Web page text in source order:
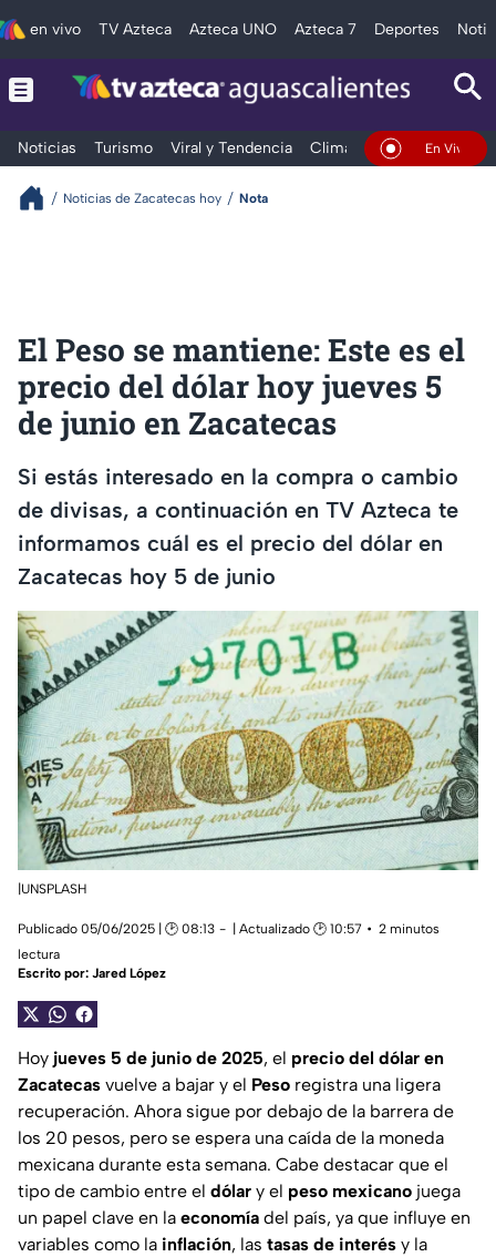
en vivo TV Azteca Azteca UNO Azteca 7 Deportes
Noticias Turismo Viral y Tendencia Clima DeportesEn Vivo
Noticias de Zacatecas hoy Nota
El Peso se mantiene: Este es el
precio del dólar hoy jueves 5
de junio en Zacatecas
Si estás interesado en la compra o cambio
de divisas, a continuación en TV Azteca te
informamos cuál es el precio del dólar en
Zacatecas hoy 5 de junio
|UNSPLASH
Publicado 05/06/2025 | 🕑 08:13 | Actualizado 🕑 10:57
2 minutos
lectura
Escrito por: Jared López
Hoy jueves 5 de junio de 2025, el precio del dólar en
Zacatecas vuelve a bajar y el Peso registra una ligera
recuperación. Ahora sigue por debajo de la barrera de
los 20 pesos, pero se espera una caída de la moneda
mexicana durante esta semana. Cabe destacar que el
tipo de cambio entre el dólar y el peso mexicano juega
un papel clave en la economía del país, ya que influye en
variables como la inflación, las tasas de interés y la